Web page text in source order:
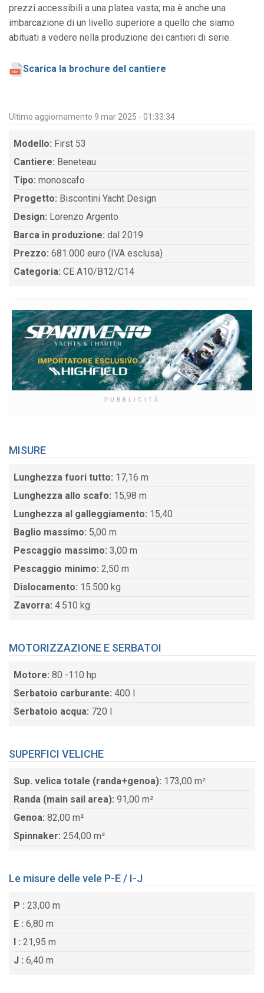
prezzi accessibili a una platea vasta; ma è anche una
imbarcazione di un livello superiore a quello che siamo
abituati a vedere nella produzione dei cantieri di serie.
Scarica la brochure del cantiere
Ultimo aggiornamento 9 mar 2025 - 01:33:34
Modello: First 53
Cantiere: Beneteau
Tipo: monoscafo
Progetto: Biscontini Yacht Design
Design: Lorenzo Argento
Barca in produzione: dal 2019
Prezzo: 681.000 euro (IVA esclusa)
Categoria: CE A10/B12/C14
PUBBLICITÀ
MISURE
Lunghezza fuori tutto: 17,16 m
Lunghezza allo scafo: 15,98 m
Lunghezza al galleggiamento: 15,40
Baglio massimo: 5,00 m
Pescaggio massimo: 3,00 m
Pescaggio minimo: 2,50 m
Dislocamento: 15.500 kg
Zavorra: 4.510 kg
MOTORIZZAZIONE E SERBATOI
Motore: 80 -110 hp
Serbatoio carburante: 400 l
Serbatoio acqua: 720 l
SUPERFICI VELICHE
Sup. velica totale (randa+genoa): 173,00 m²
Randa (main sail area): 91,00 m²
Genoa: 82,00 m²
Spinnaker: 254,00 m²
Le misure delle vele P-E / I-J
P : 23,00 m
E : 6,80 m
I : 21,95 m
J : 6,40 m